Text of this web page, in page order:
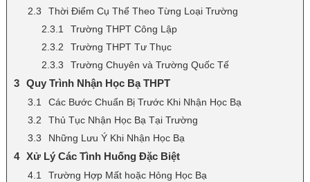
Thời Điểm Cụ Thể Theo Từng Loại Trường
Trường THPT Công Lập
Trường THPT Tư Thục
Trường Chuyên và Trường Quốc Tế
Quy Trình Nhận Học Bạ THPT
Các Bước Chuẩn Bị Trước Khi Nhận Học Bạ
Thủ Tục Nhận Học Bạ Tại Trường
Những Lưu Ý Khi Nhận Học Bạ
Xử Lý Các Tình Huống Đặc Biệt
Trường Hợp Mất hoặc Hỏng Học Bạ